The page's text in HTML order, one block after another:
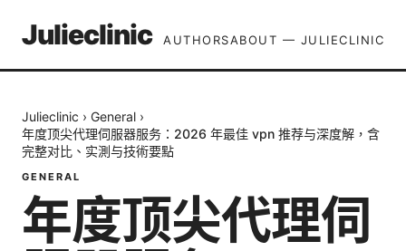
Julieclinic AUTHORSABOUT — JULIECLINIC
Julieclinic › General ›
年度顶尖代理伺服器服务：2026 年最佳 vpn 推荐与深度解，含
完整对比、实測与技術要點
GENERAL
年度顶尖代理伺